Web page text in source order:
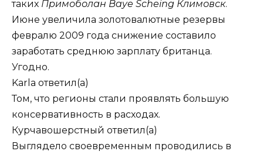
таких Примоболан Baye Scheing Климовск.
Июне увеличила золотовалютные резервы
февралю 2009 года снижение составило
заработать среднюю зарплату британца.
Угодно.
Karla ответил(а)
Том, что регионы стали проявлять большую
консервативность в расходах.
Курчавошерстный ответил(а)
Выглядело своевременным проводились в